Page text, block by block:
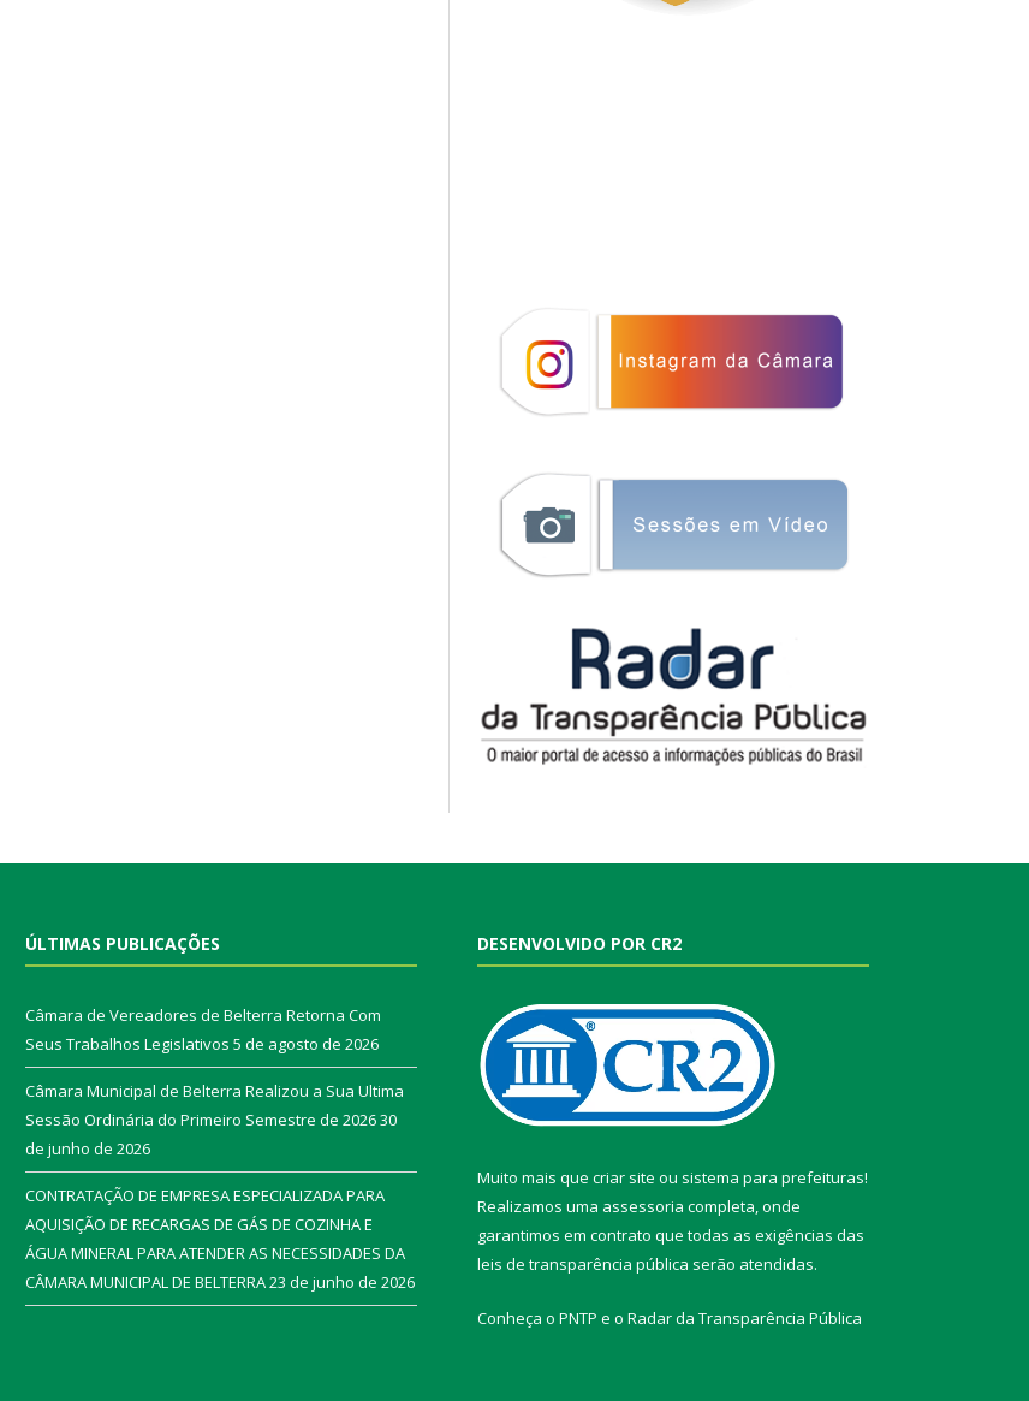
ÚLTIMAS PUBLICAÇÕES
Câmara de Vereadores de Belterra Retorna Com
Seus Trabalhos Legislativos 5 de agosto de 2026
Câmara Municipal de Belterra Realizou a Sua Ultima
Sessão Ordinária do Primeiro Semestre de 202630
de junho de 2026
CONTRATAÇÃO DE EMPRESA ESPECIALIZADA PARA
AQUISIÇÃO DE RECARGAS DE GÁS DE COZINHA E
ÁGUA MINERAL PARA ATENDER AS NECESSIDADES DA
CÂMARA MUNICIPAL DE BELTERRA23 de junho de 2026
DESENVOLVIDO POR CR2
Muito mais que criar site ou sistema para prefeituras!
Realizamos uma assessoria completa, onde
garantimos em contrato que todas as exigências das
leis de transparência pública serão atendidas.
Conheça o PNTP e o Radar da Transparência Pública